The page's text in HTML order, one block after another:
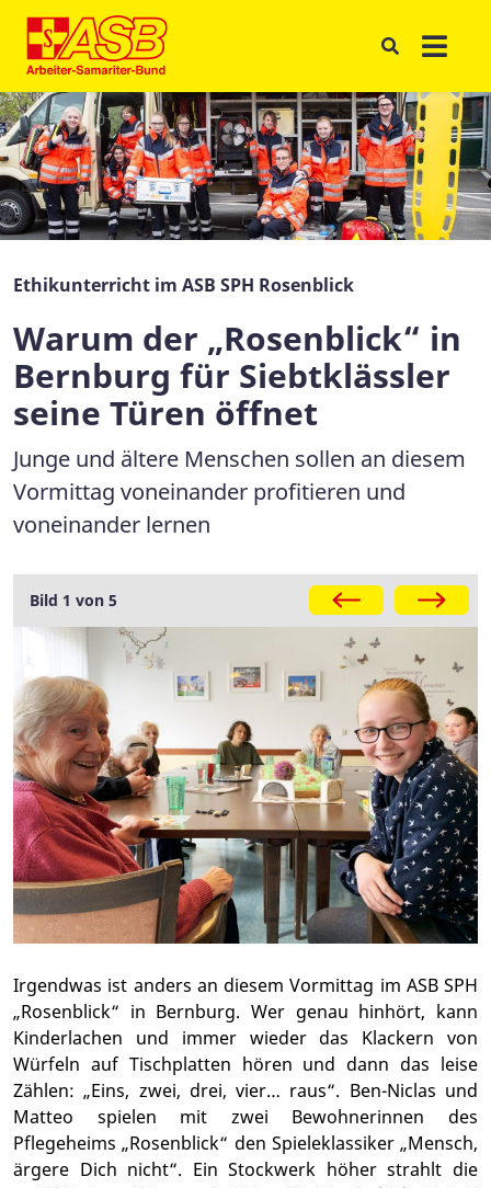
Ethikunterricht im ASB SPH Rosenblick
Warum der „Rosenblick“ in
Bernburg für Siebtklässler
seine Türen öffnet
Junge und ältere Menschen sollen an diesem
Vormittag voneinander profitieren und
voneinander lernen
Galerie
Bild 1 von 5
Irgendwas ist anders an diesem Vormittag im ASB SPH
„Rosenblick“ in Bernburg. Wer genau hinhört, kann
Kinderlachen und immer wieder das Klackern von
Würfeln auf Tischplatten hören und dann das leise
Zählen: „Eins, zwei, drei, vier… raus“. Ben-Niclas und
Matteo spielen mit zwei Bewohnerinnen des
Pflegeheims „Rosenblick“ den Spieleklassiker „Mensch,
ärgere Dich nicht“. Ein Stockwerk höher strahlt die